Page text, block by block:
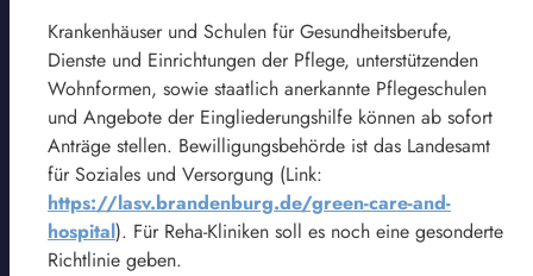
Krankenhäuser und Schulen für Gesundheitsberufe,
Dienste und Einrichtungen der Pflege, unterstützenden
Wohnformen, sowie staatlich anerkannte Pflegeschulen
und Angebote der Eingliederungshilfe können ab sofort
Anträge stellen. Bewilligungsbehörde ist das Landesamt
für Soziales und Versorgung (Link:
https://lasv.brandenburg.de/green-care-and-
hospital). Für Reha-Kliniken soll es noch eine gesonderte
Richtlinie geben.